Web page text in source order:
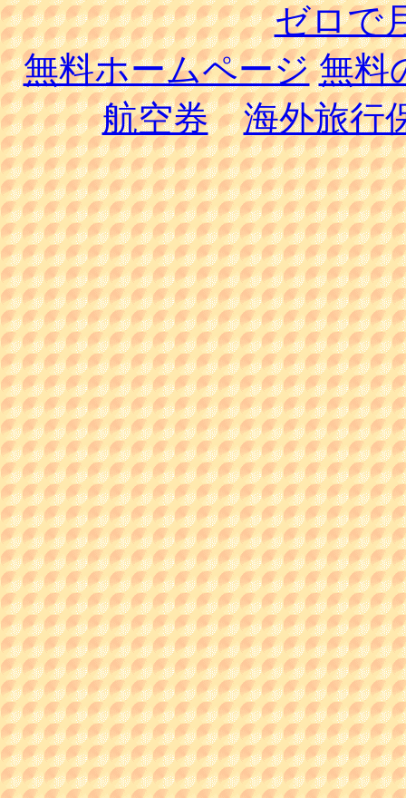
ゼロで
無料ホームページ 無料
航空券
海外旅行